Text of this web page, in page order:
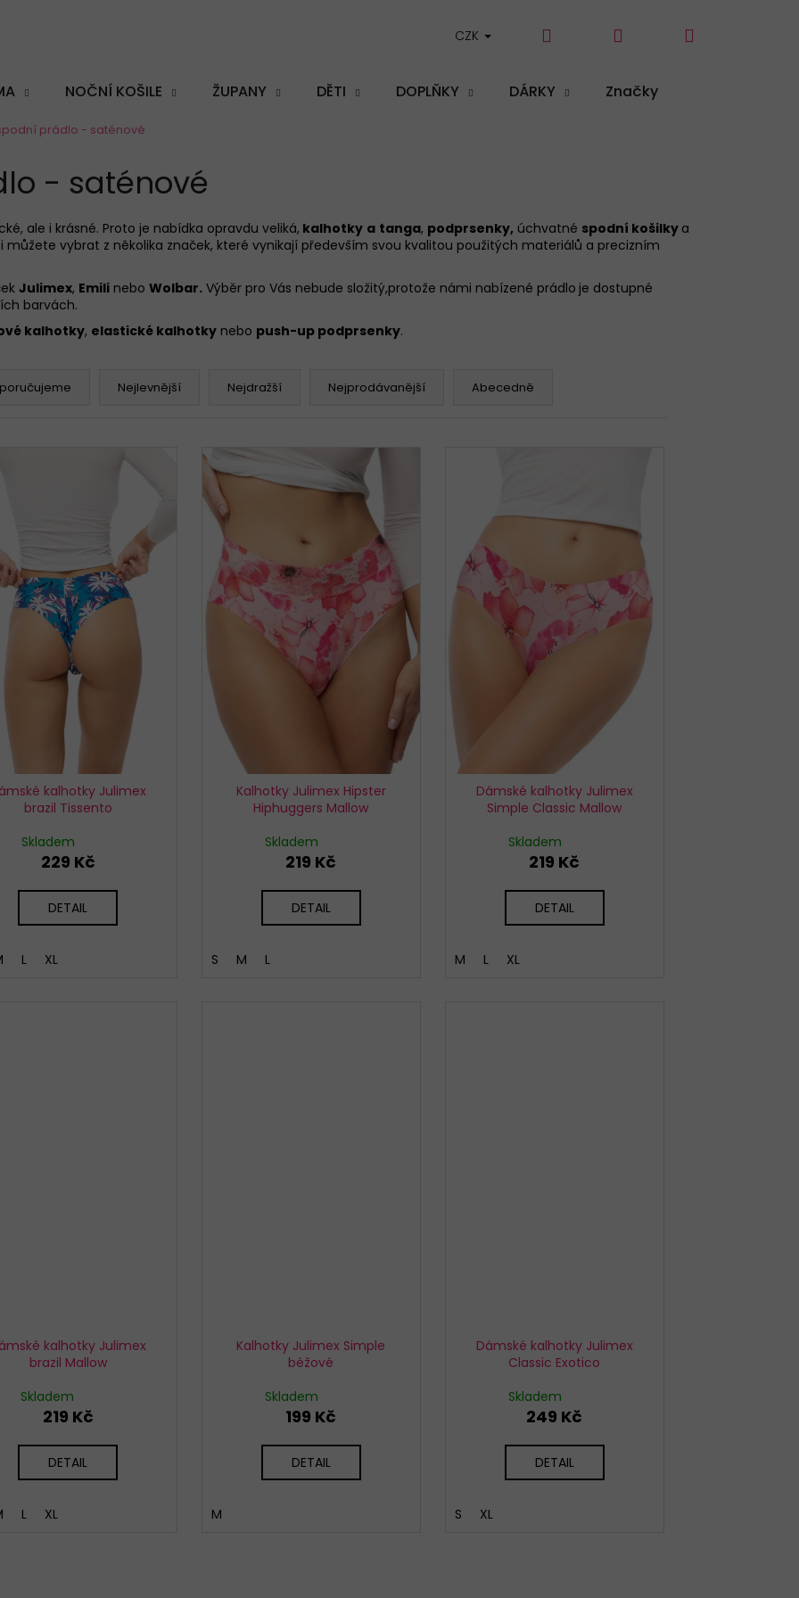
NOČNÍ KOŠILE ŽUPANY DĚTI DOPLŇKY DÁRKY Značky
CZK Přihlášení
prádlo - saténové
- saténové
ale i krásné. Proto je nabídka opravdu veliká, kalhotky a tanga, podprsenky, úchvatné spodní košilky a
můžete vybrat z několika značek, které vynikají především svou kvalitou použitých materiálů a precizním
Julimex, Emili nebo Wolbar. Výběr pro Vás nebude složitý,protože námi nabízené prádlo je dostupné
barvách.
kalhotky, elastické kalhotky nebo push-up podprsenky.
Nejlevnější Nejdražší Nejprodávanější Abecedně
kalhotky Julimex
brazil Tissento
Skladem
229 Kč
DETAIL
L XL
Kalhotky Julimex Hipster
Hiphuggers Mallow
Skladem
219 Kč
DETAIL
S M L
Dámské kalhotky Julimex
Simple Classic Mallow
Skladem
219 Kč
DETAIL
M L XL
kalhotky Julimex
brazil Mallow
Skladem
219 Kč
DETAIL
L XL
Kalhotky Julimex Simple
béžové
Skladem
199 Kč
DETAIL
M
Dámské kalhotky Julimex
Classic Exotico
Skladem
249 Kč
DETAIL
S XL
Co potřebujete najít?
HLEDAT
Doporučujeme
KALHOTKY BAVLNĚNÉ 3679 LOVELYGIRL
KALHOTKY JULIMEX SIMPLE BÉŽOVÉ
199 Kč